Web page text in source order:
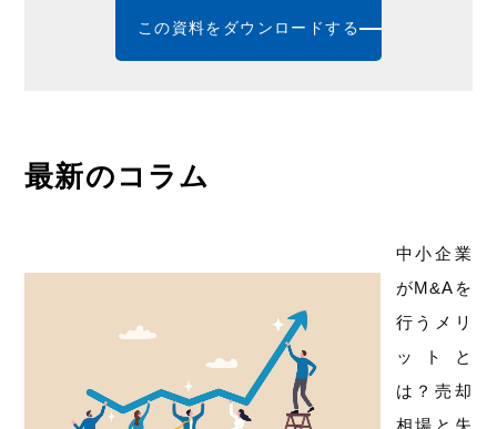
この資料をダウンロードする
最新のコラム
中小企業
がM&Aを
行うメリ
ットと
は？売却
相場と失